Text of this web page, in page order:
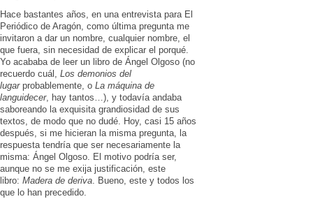
Hace bastantes años, en una entrevista para El
Periódico de Aragón, como última pregunta me
invitaron a dar un nombre, cualquier nombre, el
que fuera, sin necesidad de explicar el porqué.
Yo acababa de leer un libro de Ángel Olgoso (no
recuerdo cuál, Los demonios del
lugar probablemente, o La máquina de
languidecer, hay tantos…), y todavía andaba
saboreando la exquisita grandiosidad de sus
textos, de modo que no dudé. Hoy, casi 15 años
después, si me hicieran la misma pregunta, la
respuesta tendría que ser necesariamente la
misma: Ángel Olgoso. El motivo podría ser,
aunque no se me exija justificación, este
libro: Madera de deriva. Bueno, este y todos los
que lo han precedido.